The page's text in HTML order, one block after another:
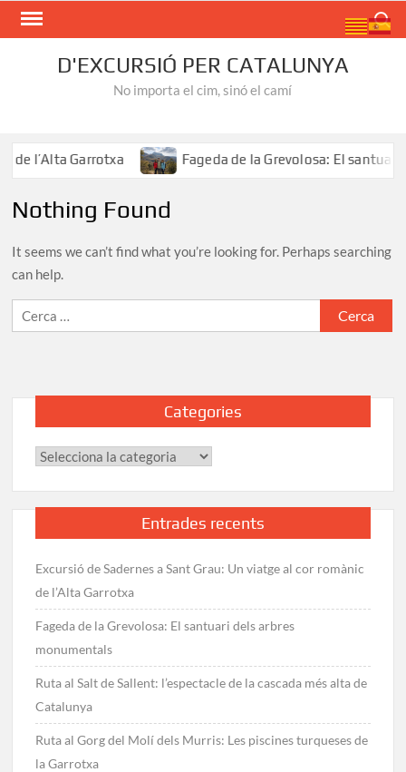
Skip
D'EXCURSIÓ PER CATALUNYA
No importa el cim, sinó el camí
l’Alta Garrotxa Fageda de la Grevolosa: El santuari
Nothing Found
It seems we can’t find what you’re looking for. Perhaps searching
can help.
Cerca:
Categories
Categories
Entrades recents
Excursió de Sadernes a Sant Grau: Un viatge al cor romànic
de l’Alta Garrotxa
Fageda de la Grevolosa: El santuari dels arbres
monumentals
Ruta al Salt de Sallent: l’espectacle de la cascada més alta de
Catalunya
Ruta al Gorg del Molí dels Murris: Les piscines turqueses de
la Garrotxa